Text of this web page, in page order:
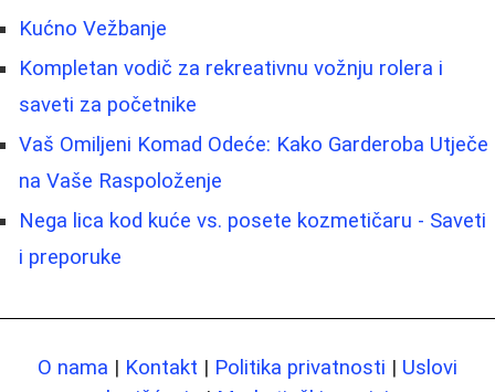
Kućno Vežbanje
Kompletan vodič za rekreativnu vožnju rolera i
saveti za početnike
Vaš Omiljeni Komad Odeće: Kako Garderoba Utječe
na Vaše Raspoloženje
Nega lica kod kuće vs. posete kozmetičaru - Saveti
i preporuke
O nama | Kontakt | Politika privatnosti | Uslovi